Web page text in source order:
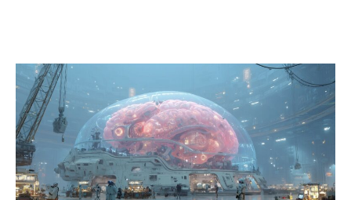
obligations
légales
et
meilleures
pratiques